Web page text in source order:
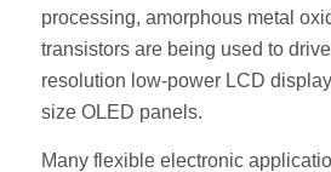
processing, amorphous metal
transistors are being used to
resolution low-power LCD
size OLED panels.
Many flexible electronic